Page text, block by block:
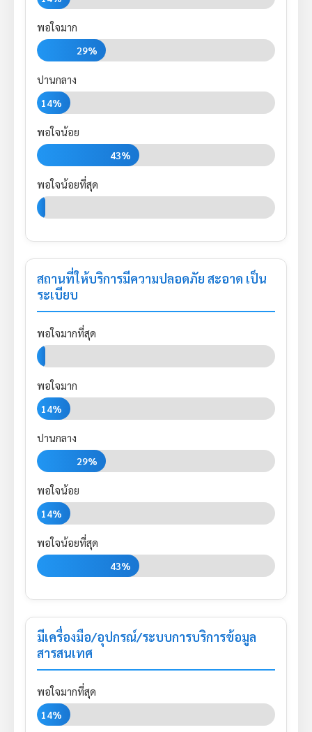
พอใจมาก
29%
ปานกลาง
14%
พอใจน้อย
43%
พอใจน้อยที่สุด
สถานที่ให้บริการมีความปลอดภัย สะอาด เป็น
ระเบียบ
พอใจมากที่สุด
พอใจมาก
14%
ปานกลาง
29%
พอใจน้อย
14%
พอใจน้อยที่สุด
43%
มีเครื่องมือ/อุปกรณ์/ระบบการบริการข้อมูล
สารสนเทศ
พอใจมากที่สุด
14%